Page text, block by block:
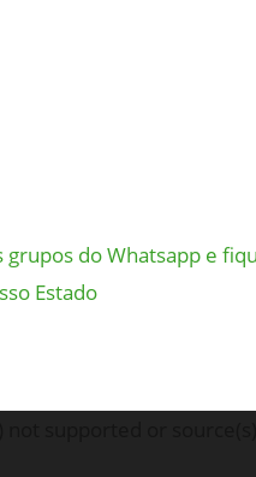
grupos do Whatsapp e
Estado